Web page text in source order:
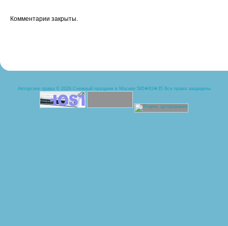
Комментарии закрыты.
Авторские права © 2026 Снежный праздник в Москве 585❅83❅35Все права защищены